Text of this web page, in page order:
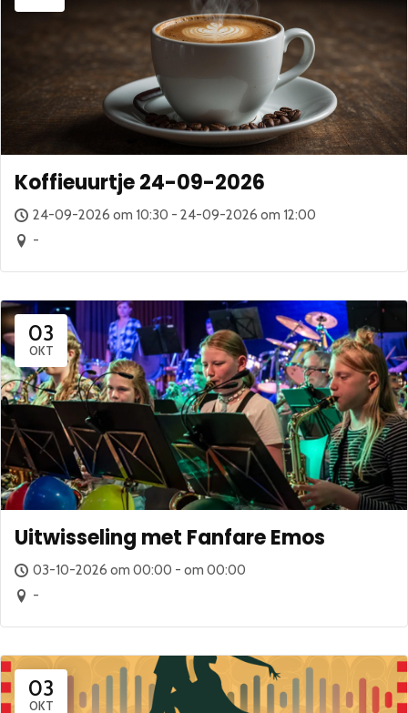
Koffieuurtje 24-09-2026
24-09-2026 om 10:30 - 24-09-2026 om 12:00
-
03
OKT
Uitwisseling met Fanfare Emos
03-10-2026 om 00:00 - om 00:00
-
03
OKT